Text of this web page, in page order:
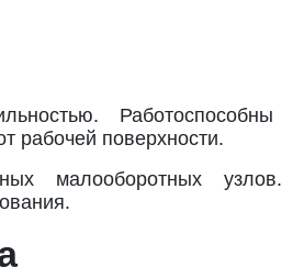
рабочей поверхности.
малооборотных